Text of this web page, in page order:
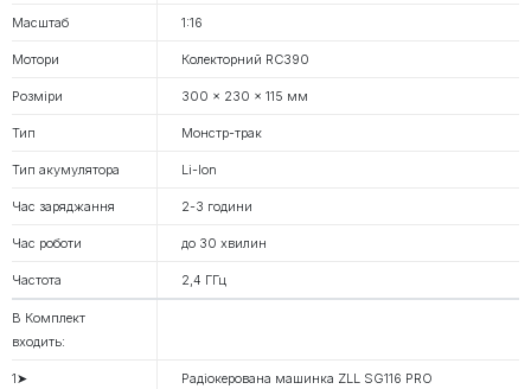
Масштаб 1:16
Мотори Колекторний RC390
Розміри 300 × 230 × 115 мм
Тип Монстр-трак
Тип акумулятора Li-Ion
Час заряджання 2-3 години
Час роботи до 30 хвилин
Частота 2,4 ГГц
В Комплект
входить:
1➤ Радіокерована машинка ZLL SG116 PRO